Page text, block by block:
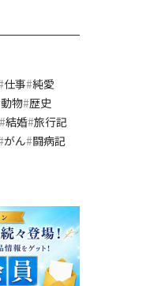
仕事 純愛
動物 歴史
結婚 旅行記
がん 闘病記